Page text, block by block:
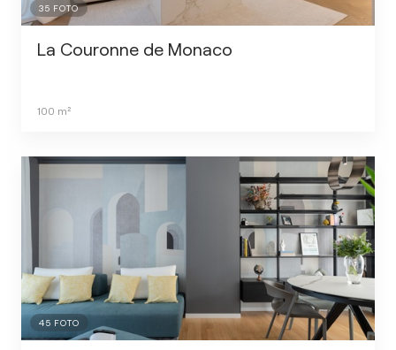
35 FOTO
La Couronne de Monaco
100 m²
45 FOTO